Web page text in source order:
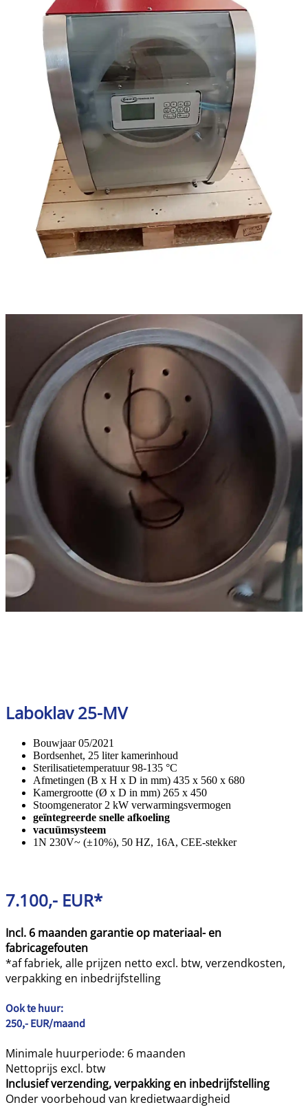
Laboklav 25-MV
Bouwjaar 05/2021
Bordsenhet, 25 liter kamerinhoud
Sterilisatietemperatuur 98-135 °C
Afmetingen (B x H x D in mm) 435 x 560 x 680
Kamergrootte (Ø x D in mm) 265 x 450
Stoomgenerator 2 kW verwarmingsvermogen
geïntegreerde snelle afkoeling
vacuümsysteem
1N 230V~ (±10%), 50 HZ, 16A, CEE-stekker
7.100,- EUR*
Incl. 6 maanden garantie op materiaal- en
fabricagefouten
*af fabriek, alle prijzen netto excl. btw, verzendkosten,
verpakking en inbedrijfstelling
Ook te huur:
250,- EUR/maand
Minimale huurperiode: 6 maanden
Nettoprijs excl. btw
Inclusief verzending, verpakking en inbedrijfstelling
Onder voorbehoud van kredietwaardigheid